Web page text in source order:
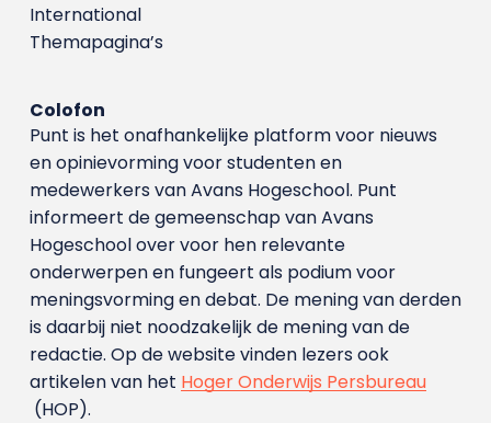
International
Themapagina’s
Colofon
Punt is het onafhankelijke platform voor nieuws
en opinievorming voor studenten en
medewerkers van Avans Hoge­school. Punt
informeert de gemeenschap van Avans
Hogeschool over voor hen relevante
onderwerpen en fungeert als podium voor
meningsvorming en debat. De mening van derden
is daarbij niet noodzakelijk de mening van de
redactie. Op de website vinden lezers ook
artikelen van het Hoger Onderwijs Persbureau
(HOP).